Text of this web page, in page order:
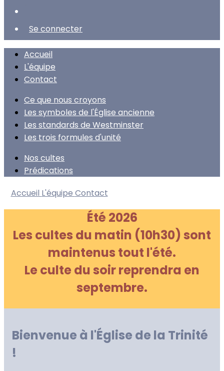
Se connecter
Accueil
L'équipe
Contact
Ce que nous croyons
Les symboles de l'Église ancienne
Les standards de Westminster
Les trois formules d'unité
Nos cultes
Prédications
Accueil L'équipe Contact
Été 2026
Les cultes du matin (10h30) sont
maintenus tout l'été.
Le culte du soir reprendra en
septembre.
Bienvenue à l'Église de la Trinité
!